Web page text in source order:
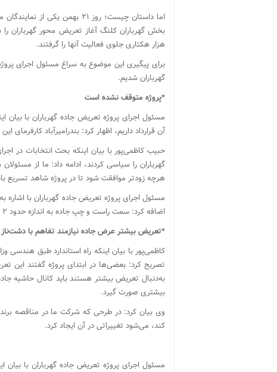
اما داستان چیست؛ روز ۲۱
هزار هکتاری جلوی فعالیت آنها را گرفتند.
برای پیگیری این موضوع به سراغ مسئول اجرای
گهرباران شدیم.
*پروژه متوقف نشده است
مسئول اجرای پروژه تعریض جاده گهرباران با
آن قرارداد داریم، اظهار کرد: بندرامیرآباد کارفرمای
حبیب کاظمی‌پور با بیان اینکه بحث انتخابات در
گهرباران را سیاسی کردند، ادامه داد: ما از
هرچه زودتر موافقت شود تا در پروژه شاهد تسریع
اضافه کرد: سمت راست و چپ جاده به اندازه حدود ۲ متر تعریض می‌شود.
*تعریض بیشتر عرض جاده نیازمند تفاهم با
تصریح کرد: بعضی‌ها در ابتدای پروژه گفتند این
به‌دنبال تعریض بیشتر هستند باید کانال حاشیه جاده
بیشتری صورت گیرد.
وی بیان کرد: در طرحی که شرکت ما در مناقصه
کند، می‌شود تغییراتی در آن ایجاد کرد.